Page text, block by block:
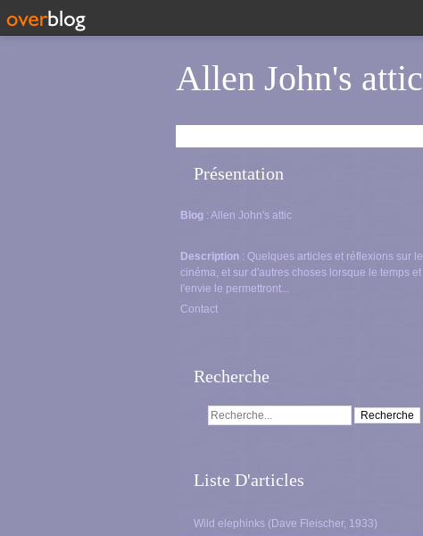
Allen John's attic
Présentation
Blog : Allen John's attic
Description : Quelques articles et réflexions sur le
cinéma, et sur d'autres choses lorsque le temps et
l'envie le permettront...
Contact
Recherche
Liste D'articles
Wild elephinks (Dave Fleischer, 1933)